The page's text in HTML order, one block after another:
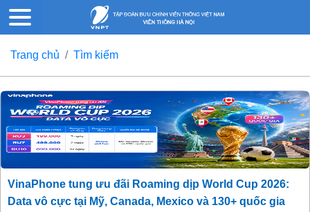
Trang chủ Tìm kiếm
VinaPhone tung ưu đãi Roaming dịp World Cup 2026:
Data vô cực tại Mỹ, Canada, Mexico và 130+ quốc gia